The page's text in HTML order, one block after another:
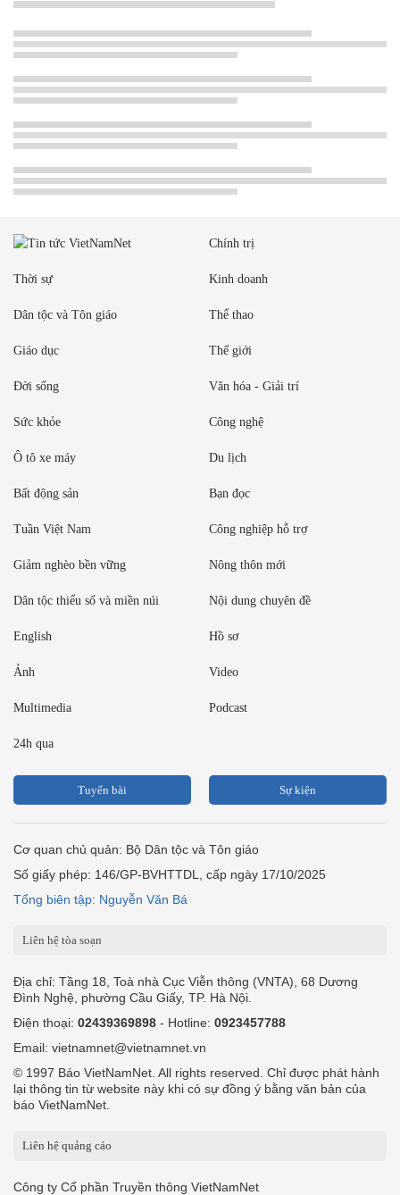
Chính trị
Thời sự Kinh doanh
Dân tộc và Tôn giáo Thể thao
Giáo dục Thế giới
Đời sống Văn hóa - Giải trí
Sức khỏe Công nghệ
Ô tô xe máy Du lịch
Bất động sản Bạn đọc
Tuần Việt Nam Công nghiệp hỗ trợ
Giảm nghèo bền vững Nông thôn mới
Dân tộc thiểu số và miền núi Nội dung chuyên đề
English Hồ sơ
Ảnh Video
Multimedia Podcast
24h qua
Tuyến bài Sự kiện
Cơ quan chủ quản: Bộ Dân tộc và Tôn giáo
Số giấy phép: 146/GP-BVHTTDL, cấp ngày 17/10/2025
Tổng biên tập: Nguyễn Văn Bá
Liên hệ tòa soạn
Địa chỉ: Tầng 18, Toà nhà Cục Viễn thông (VNTA), 68 Dương
Đình Nghệ, phường Cầu Giấy, TP. Hà Nội.
Điện thoại: 02439369898 - Hotline: 0923457788
Email: vietnamnet@vietnamnet.vn
© 1997 Báo VietNamNet. All rights reserved. Chỉ được phát hành
lại thông tin từ website này khi có sự đồng ý bằng văn bản của
báo VietNamNet.
Liên hệ quảng cáo
Công ty Cổ phần Truyền thông VietNamNet